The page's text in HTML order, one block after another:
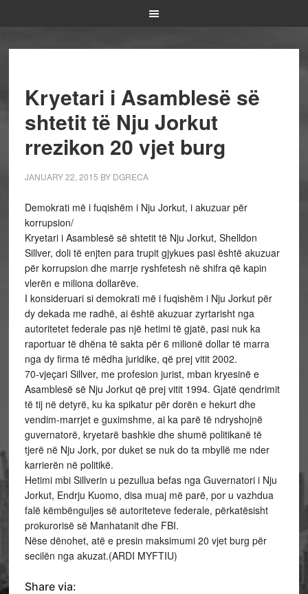
Kryetari i Asamblesë së
shtetit të Nju Jorkut
rrezikon 20 vjet burg
JANUARY 22, 2015 BY DGRECA
Demokrati më i fuqishëm i Nju Jorkut, i akuzuar për
korrupsion/
Kryetari i Asamblesë së shtetit të Nju Jorkut, Shelldon
Sillver, doli të enjten para trupit gjykues pasi është akuzuar
për korrupsion dhe marrje ryshfetesh në shifra që kapin
vlerën e miliona dollarëve.
I konsideruari si demokrati më i fuqishëm i Nju Jorkut për
dy dekada me radhë, ai është akuzuar zyrtarisht nga
autoritetet federale pas një hetimi të gjatë, pasi nuk ka
raportuar të dhëna të sakta për 6 milionë dollar të marra
nga dy firma të mëdha juridike, që prej vitit 2002.
70-vjeçari Sillver, me profesion jurist, mban kryesinë e
Asamblesë së Nju Jorkut që prej vitit 1994. Gjatë qendrimit
të tij në detyrë, ku ka spikatur për dorën e hekurt dhe
vendim-marrjet e guximshme, ai ka parë të ndryshojnë
guvernatorë, kryetarë bashkie dhe shumë politikanë të
tjerë në Nju Jork, por duket se nuk do ta mbyllë me nder
karrierën në politikë.
Hetimi mbi Sillverin u pezullua befas nga Guvernatori i Nju
Jorkut, Endrju Kuomo, disa muaj më parë, por u vazhdua
falë këmbënguljes së autoriteteve federale, përkatësisht
prokurorisë së Manhatanit dhe FBI.
Nëse dënohet, atë e presin maksimumi 20 vjet burg për
secilën nga akuzat.(ARDI MYFTIU)
Share via: